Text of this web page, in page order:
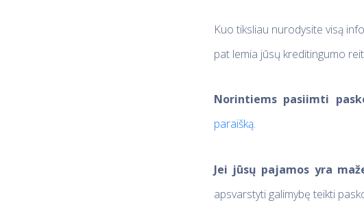
Kuo tiksliau nurodysite visą
pat lemia jūsų kreditingumo
Norintiems pasiimti
paraišką.
Jei jūsų pajamos yra
apsvarstyti galimybę teikti